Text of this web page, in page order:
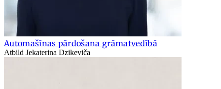
Automašīnas pārdošana grāmatvedībā
Atbild Jekaterina Dzikeviča